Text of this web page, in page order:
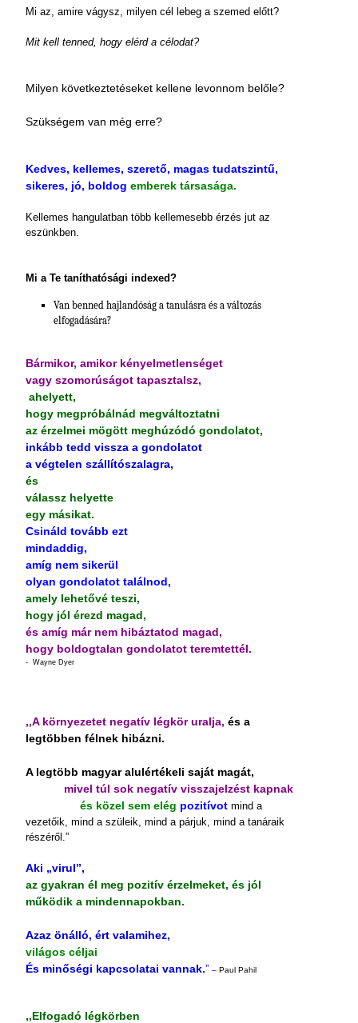
Mi az, amire vágysz, milyen cél lebeg a szemed előtt?
Mit kell tenned, hogy elérd a célodat?
Milyen következtetéseket kellene levonnom belőle?
Szükségem van még erre?
Kedves, kellemes, szerető, magas tudatszintű,
sikeres, jó, boldog emberek társasága.
Kellemes hangulatban több kellemesebb érzés jut az
eszünkben.
Mi a Te taníthatósági indexed?
Van benned hajlandóság a tanulásra és a változás
elfogadására?
Bármikor, amikor kényelmetlenséget
vagy szomorúságot tapasztalsz,
ahelyett,
hogy megpróbálnád megváltoztatni
az érzelmei mögött meghúzódó gondolatot,
inkább tedd vissza a gondolatot
a végtelen szállítószalagra,
és
válassz helyette
egy másikat.
Csináld tovább ezt
mindaddig,
amíg nem sikerül
olyan gondolatot találnod,
amely lehetővé teszi,
hogy jól érezd magad,
és amíg már nem hibáztatod magad,
hogy boldogtalan gondolatot teremtettél.
- Wayne Dyer
,,A környezetet negatív légkör uralja, és a
legtöbben félnek hibázni.
A legtöbb magyar alulértékeli saját magát,
mivel túl sok negatív visszajelzést kapnak
és közel sem elég pozitívot mind a
vezetőik, mind a szüleik, mind a párjuk, mind a tanáraik
részéről.”
Aki „virul”,
az gyakran él meg pozitív érzelmeket, és jól
működik a mindennapokban.
Azaz önálló, ért valamihez,
világos céljai
És minőségi kapcsolatai vannak.” – Paul Pahil
,,Elfogadó légkörben